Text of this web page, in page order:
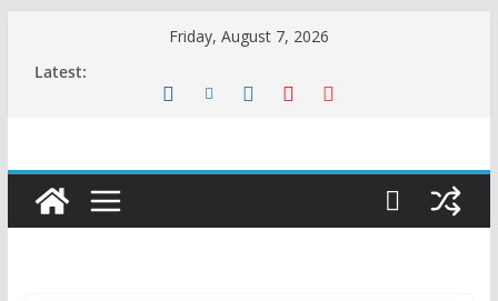
Friday, August 7, 2026
Latest: